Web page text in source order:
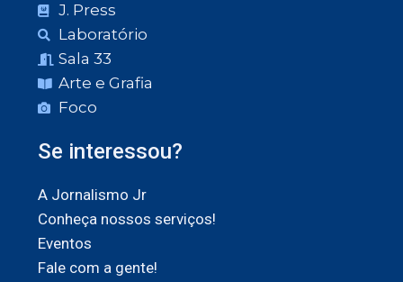
J. Press
Laboratório
Sala 33
Arte e Grafia
Foco
Se interessou?
A Jornalismo Jr
Conheça nossos serviços!
Eventos
Fale com a gente!